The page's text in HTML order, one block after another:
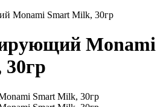
Monami Smart Milk, 30гр
Monami